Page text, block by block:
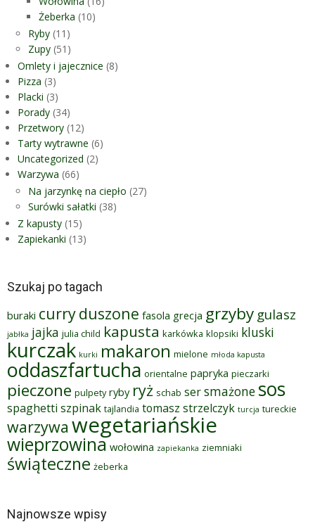
Żeberka (10)
Ryby (11)
Zupy (51)
Omlety i jajecznice (8)
Pizza (3)
Placki (3)
Porady (34)
Przetwory (12)
Tarty wytrawne (6)
Uncategorized (2)
Warzywa (66)
Na jarzynkę na ciepło (27)
Surówki sałatki (38)
Z kapusty (15)
Zapiekanki (13)
Szukaj po tagach
buraki curryduszone fasola grecja grzyby gulasz
jabłka jajka julia child kapusta karkówka klopsiki kluski
kurczak kurki makaron mielone młoda kapusta
oddaszfartucha orientalne papryka pieczarki
pieczone pulpety ryby ryż schab sersmażone sos
spaghetti szpinak tajlandia tomasz strzelczyk turcja tureckie
warzywa wegetariańskie
wieprzowina wołowina zapiekanka ziemniaki
świąteczne żeberka
Najnowsze wpisy